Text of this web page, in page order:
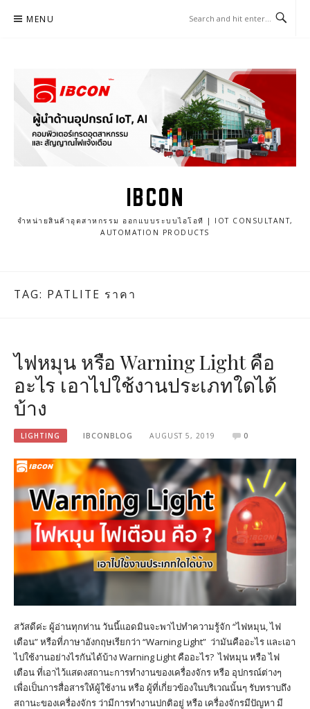
MENU
IBCON
จำหน่ายสินค้าอุตสาหกรรม ออกแบบระบบไอโอที | IOT CONSULTANT,
AUTOMATION PRODUCTS
TAG: PATLITE ราคา
ไฟหมุน หรือ Warning Light คือ
อะไร เอาไปใช้งานประเภทใดได้
บ้าง
LIGHTING IBCONBLOG AUGUST 5, 2019 0
สวัสดีค่ะ ผู้อ่านทุกท่าน วันนี้แอดมินจะพาไปทำความรู้จัก “ไฟหมุน, ไฟ
เตือน” หรือที่ภาษาอังกฤษเรียกว่า “Warning Light” ว่ามันคืออะไร และเอา
ไปใช้งานอย่างไรกันได้บ้าง Warning Light คืออะไร? ไฟหมุน หรือ ไฟ
เตือน ที่เอาไว้แสดงสถานะการทำงานของเครื่องจักร หรือ อุปกรณ์ต่างๆ
เพื่อเป็นการสื่อสารให้ผู้ใช้งาน หรือ ผู้ที่เกี่ยวข้องในบริเวณนั้นๆ รับทราบถึง
สถานะของเครื่องจักร ว่ามีการทำงานปกติอยู่ หรือ เครื่องจักรมีปัญหา มี